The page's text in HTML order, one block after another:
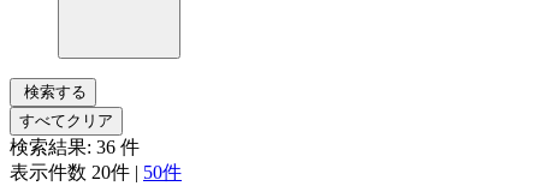
検索する
すべてクリア
検索結果: 36 件
表示件数 20件 | 50件